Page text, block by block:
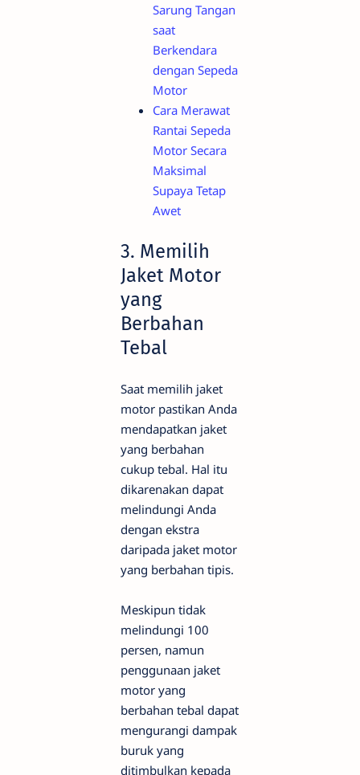
Sarung Tangan
saat
Berkendara
dengan Sepeda
Motor
Cara Merawat
Rantai Sepeda
Motor Secara
Maksimal
Supaya Tetap
Awet
3. Memilih
Jaket Motor
yang
Berbahan
Tebal
Saat memilih jaket
motor pastikan Anda
mendapatkan jaket
yang berbahan
cukup tebal. Hal itu
dikarenakan dapat
melindungi Anda
dengan ekstra
daripada jaket motor
yang berbahan tipis.
Meskipun tidak
melindungi 100
persen, namun
penggunaan jaket
motor yang
berbahan tebal dapat
mengurangi dampak
buruk yang
ditimbulkan kepada